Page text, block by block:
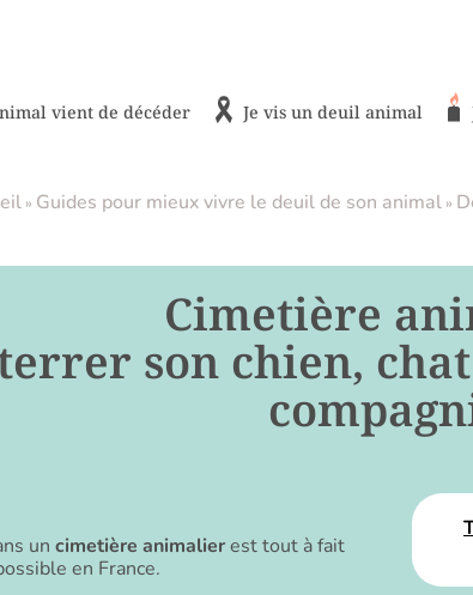
vient de décéder Je vis un deuil animal
» Guides pour mieux vivre le deuil de son animal »
Cimetière
son chien,
un cimetière animalierest tout à fait
en France.